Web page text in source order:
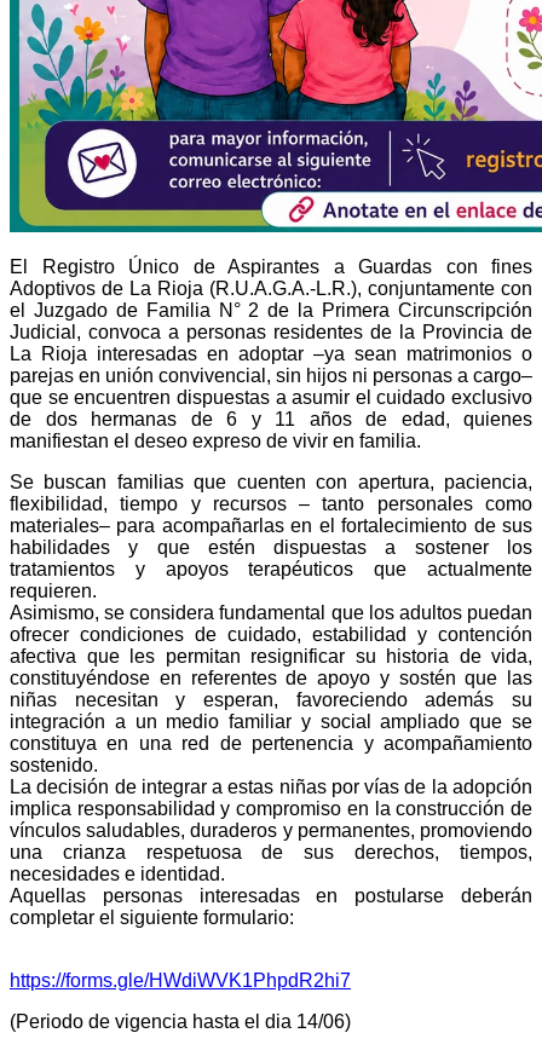
El Registro Único de Aspirantes a Guardas con fines
Adoptivos de La Rioja (R.U.A.G.A.-L.R.), conjuntamente con
el Juzgado de Familia N° 2 de la Primera Circunscripción
Judicial, convoca a personas residentes de la Provincia de
La Rioja interesadas en adoptar –ya sean matrimonios o
parejas en unión convivencial, sin hijos ni personas a cargo–
que se encuentren dispuestas a asumir el cuidado exclusivo
de dos hermanas de 6 y 11 años de edad, quienes
manifiestan el deseo expreso de vivir en familia.
Se buscan familias que cuenten con apertura, paciencia,
flexibilidad, tiempo y recursos – tanto personales como
materiales– para acompañarlas en el fortalecimiento de sus
habilidades y que estén dispuestas a sostener los
tratamientos y apoyos terapéuticos que actualmente
requieren.
Asimismo, se considera fundamental que los adultos puedan
ofrecer condiciones de cuidado, estabilidad y contención
afectiva que les permitan resignificar su historia de vida,
constituyéndose en referentes de apoyo y sostén que las
niñas necesitan y esperan, favoreciendo además su
integración a un medio familiar y social ampliado que se
constituya en una red de pertenencia y acompañamiento
sostenido.
La decisión de integrar a estas niñas por vías de la adopción
implica responsabilidad y compromiso en la construcción de
vínculos saludables, duraderos y permanentes, promoviendo
una crianza respetuosa de sus derechos, tiempos,
necesidades e identidad.
Aquellas personas interesadas en postularse deberán
completar el siguiente formulario:
https://forms.gle/HWdiWVK1PhpdR2hi7
(Periodo de vigencia hasta el dia 14/06)